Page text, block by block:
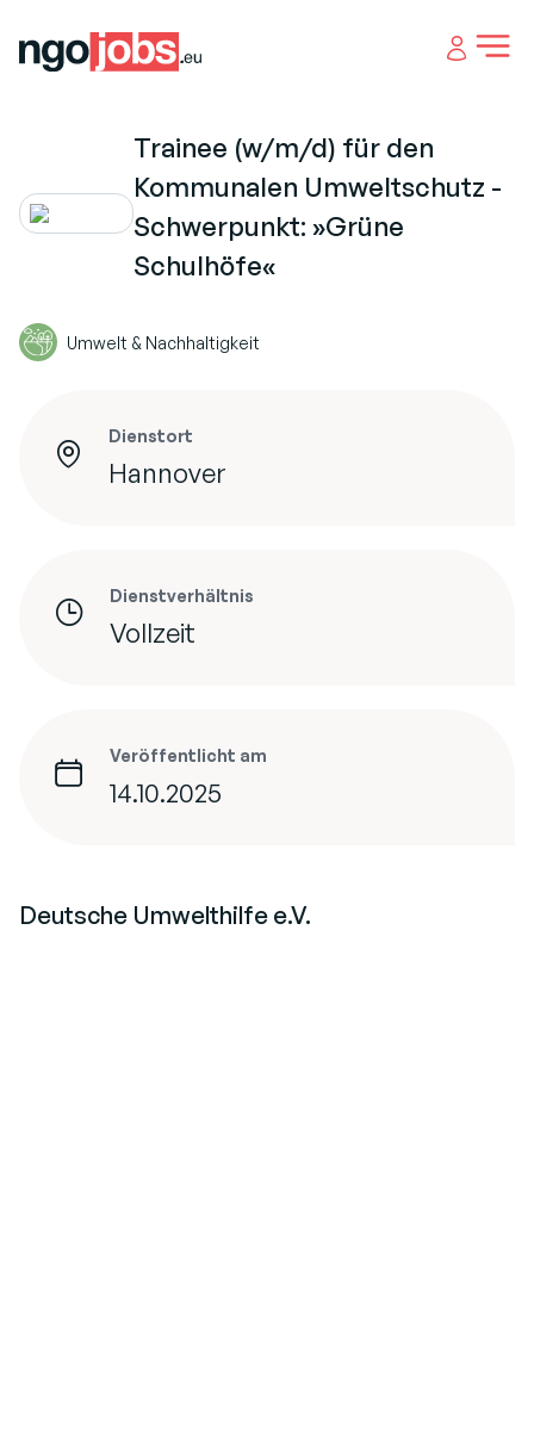
Open
Trainee (w/m/d) für den
Kommunalen Umweltschutz -
Schwerpunkt: »Grüne
Schulhöfe«
Umwelt & Nachhaltigkeit
Dienstort
Hannover
Dienstverhältnis
Vollzeit
Veröffentlicht am
14.10.2025
Deutsche Umwelthilfe e.V.